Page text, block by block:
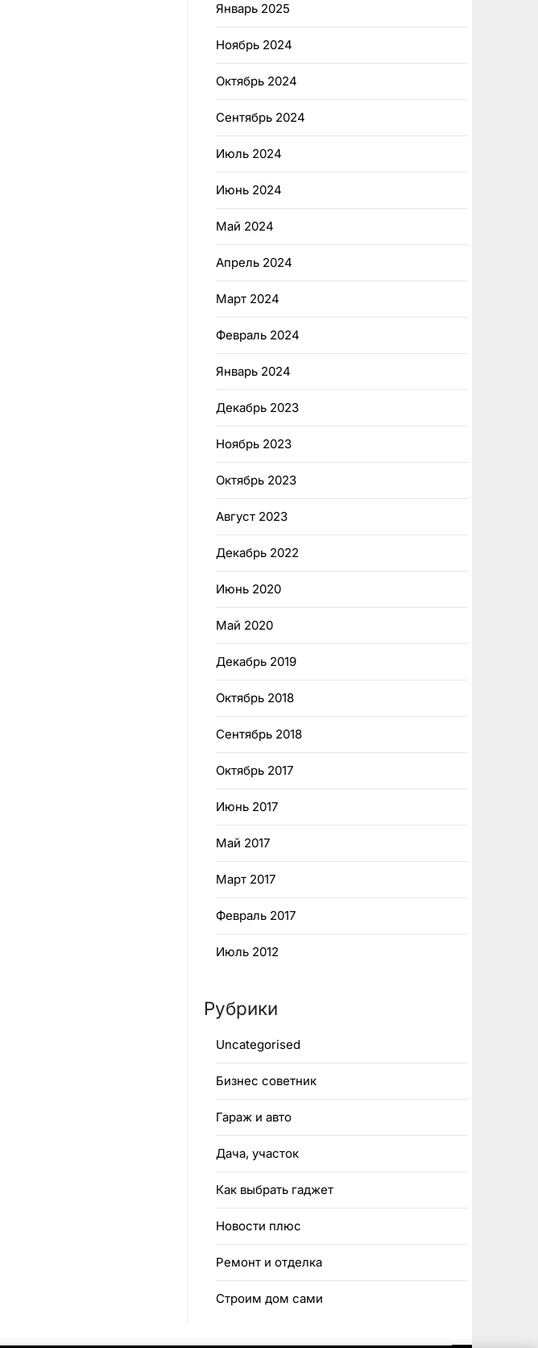
Январь 2025
Ноябрь 2024
Октябрь 2024
Сентябрь 2024
Июль 2024
Июнь 2024
Май 2024
Апрель 2024
Март 2024
Февраль 2024
Январь 2024
Декабрь 2023
Ноябрь 2023
Октябрь 2023
Август 2023
Декабрь 2022
Июнь 2020
Май 2020
Декабрь 2019
Октябрь 2018
Сентябрь 2018
Октябрь 2017
Июнь 2017
Май 2017
Март 2017
Февраль 2017
Июль 2012
Рубрики
Uncategorised
Бизнес советник
Гараж и авто
Дача, участок
Как выбрать гаджет
Новости плюс
Ремонт и отделка
Строим дом сами